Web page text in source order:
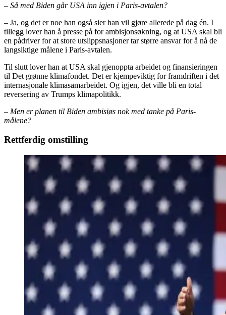
– Så med Biden går USA inn igjen i Paris-avtalen?
– Ja, og det er noe han også sier han vil gjøre allerede på dag én. I
tillegg lover han å presse på for ambisjonsøkning, og at USA skal bli
en pådriver for at store utslippsnasjoner tar større ansvar for å nå de
langsiktige målene i Paris-avtalen.
Til slutt lover han at USA skal gjenoppta arbeidet og finansieringen
til Det grønne klimafondet. Det er kjempeviktig for framdriften i det
internasjonale klimasamarbeidet. Og igjen, det ville bli en total
reversering av Trumps klimapolitikk.
– Men er planen til Biden ambisiøs nok med tanke på Paris-
målene?
Rettferdig omstilling